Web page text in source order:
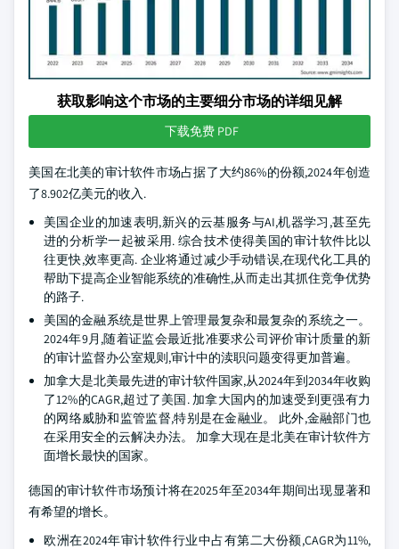
获取影响这个市场的主要细分市场的详细见解
下载免费 PDF
美国在北美的审计软件市场占据了大约86%的份额,2024年创造
了8.902亿美元的收入.
美国企业的加速表明,新兴的云基服务与AI,机器学习,甚至先
进的分析学一起被采用. 综合技术使得美国的审计软件比以
往更快,效率更高. 企业将通过减少手动错误,在现代化工具的
帮助下提高企业智能系统的准确性,从而走出其抓住竞争优势
的路子.
美国的金融系统是世界上管理最复杂和最复杂的系统之一。
2024年9月,随着证监会最近批准要求公司评价审计质量的新
的审计监督办公室规则,审计中的渎职问题变得更加普遍。
加拿大是北美最先进的审计软件国家,从2024年到2034年收购
了12%的CAGR,超过了美国. 加拿大国内的加速受到更强有力
的网络威胁和监管监督,特别是在金融业。 此外,金融部门也
在采用安全的云解决办法。 加拿大现在是北美在审计软件方
面增长最快的国家。
德国的审计软件市场预计将在2025年至2034年期间出现显著和
有希望的增长。
欧洲在2024年审计软件行业中占有第二大份额,CAGR为11%,